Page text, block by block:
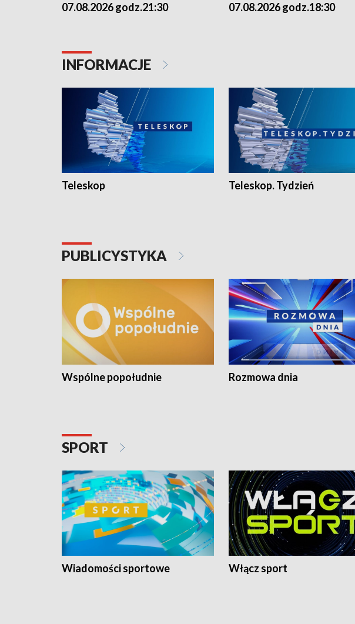
07.08.2026 godz.21:30 07.08.2026 godz.18:30
INFORMACJE
Teleskop Teleskop. Tydzień
PUBLICYSTYKA
Wspólne popołudnie Rozmowa dnia
SPORT
Wiadomości sportowe Włącz sport